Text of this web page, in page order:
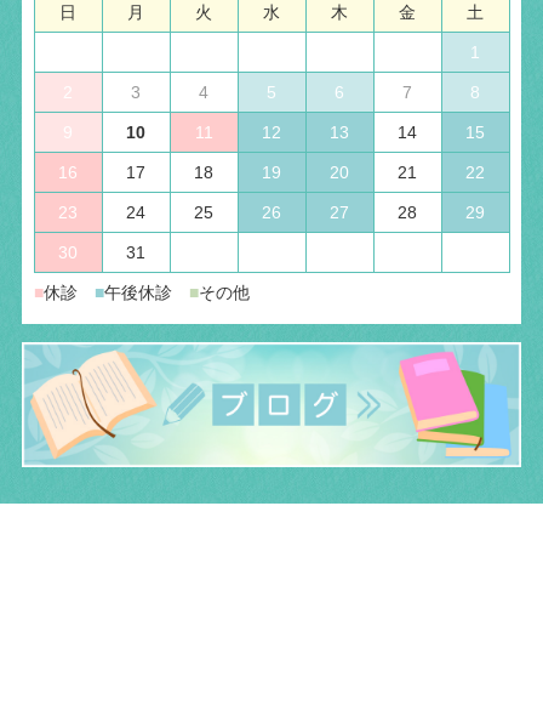
日 月 火 水 木 金 土
1
2 3 4 5 6 7 8
9 10 11 12 13 14 15
16 17 18 19 20 21 22
23 24 25 26 27 28 29
30 31
■休診 ■午後休診 ■その他